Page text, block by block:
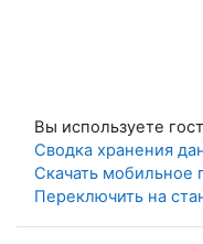
Вы используете
Сводка хранения
Скачать мобильное
Переключить на